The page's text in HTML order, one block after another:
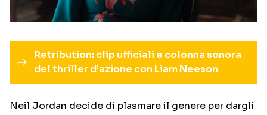
Retribution: clip ufficiali e colonna sonora
del thriller d’azione con Liam Neeson
Neil Jordan decide di plasmare il genere per dargli